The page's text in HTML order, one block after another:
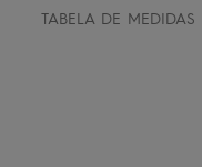
TABELA DE MEDIDAS